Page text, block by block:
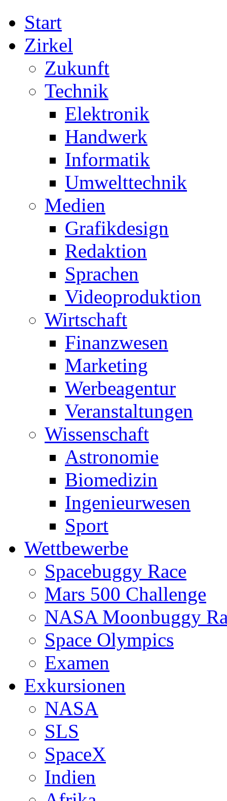
Start
Zirkel
Zukunft
Technik
Elektronik
Handwerk
Informatik
Umwelttechnik
Medien
Grafikdesign
Redaktion
Sprachen
Videoproduktion
Wirtschaft
Finanzwesen
Marketing
Werbeagentur
Veranstaltungen
Wissenschaft
Astronomie
Biomedizin
Ingenieurwesen
Sport
Wettbewerbe
Spacebuggy Race
Mars 500 Challenge
NASA Moonbuggy
Space Olympics
Examen
Exkursionen
NASA
SLS
SpaceX
Indien